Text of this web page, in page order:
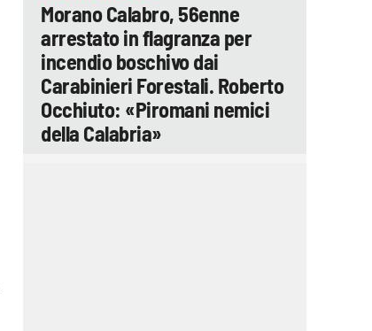
Morano Calabro, 56enne
arrestato in flagranza per
incendio boschivo dai
Carabinieri Forestali. Roberto
Occhiuto: «Piromani nemici
della Calabria»